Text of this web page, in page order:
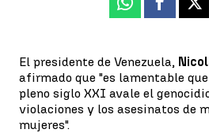
Whatsapp X
El presidente de Venezuela,
afirmado que "es lamentable
pleno siglo XXI avale el
violaciones y los asesinatos de
mujeres".